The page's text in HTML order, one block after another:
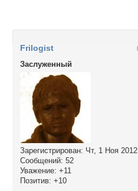
Frilogist
Заслуженный
Зарегистрирован: Чт, 1 Ноя 2012
Сообщений: 52
Уважение: +11
Позитив: +10